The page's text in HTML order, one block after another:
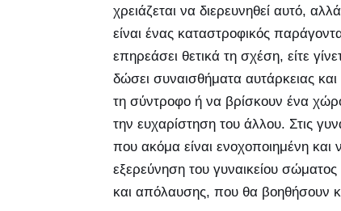
χρειάζεται να διερευνηθεί αυτό,
είναι ένας καταστροφικός
επηρεάσει θετικά τη σχέση, είτε
δώσει συναισθήματα αυτάρκειας
τη σύντροφο ή να βρίσκουν ένα
την ευχαρίστηση του άλλου. Στις
που ακόμα είναι ενοχοποιημένη
εξερεύνηση του γυναικείου
και απόλαυσης, που θα βοηθήσουν